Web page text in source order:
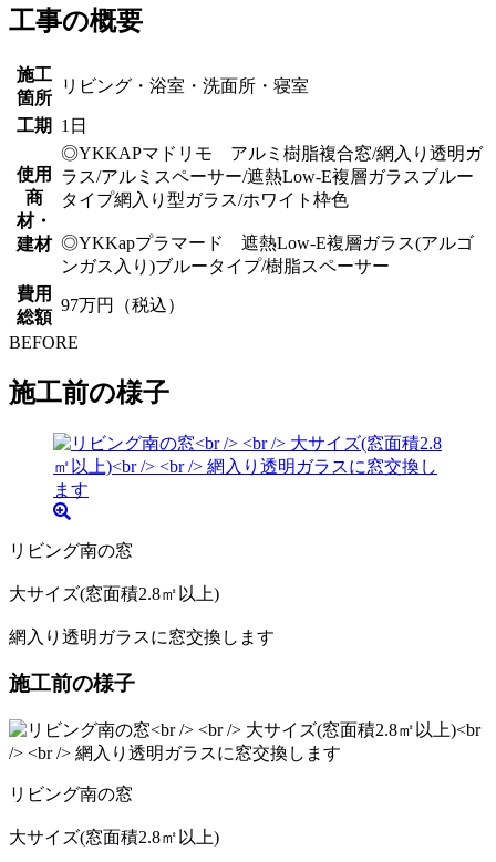
工事の概要
施工
箇所
リビング・浴室・洗面所・寝室
工期 1日
使用
商
材・
建材
◎YKKAPマドリモ アルミ樹脂複合窓/網入り透明ガ
ラス/アルミスペーサー/遮熱Low-E複層ガラスブルー
タイプ網入り型ガラス/ホワイト枠色
◎YKKapプラマード 遮熱Low-E複層ガラス(アルゴ
ンガス入り)ブルータイプ/樹脂スペーサー
費用
総額
97万円（税込）
BEFORE
施工前の様子
リビング南の窓
大サイズ(窓面積2.8㎡以上)
網入り透明ガラスに窓交換します
施工前の様子
リビング南の窓
大サイズ(窓面積2.8㎡以上)